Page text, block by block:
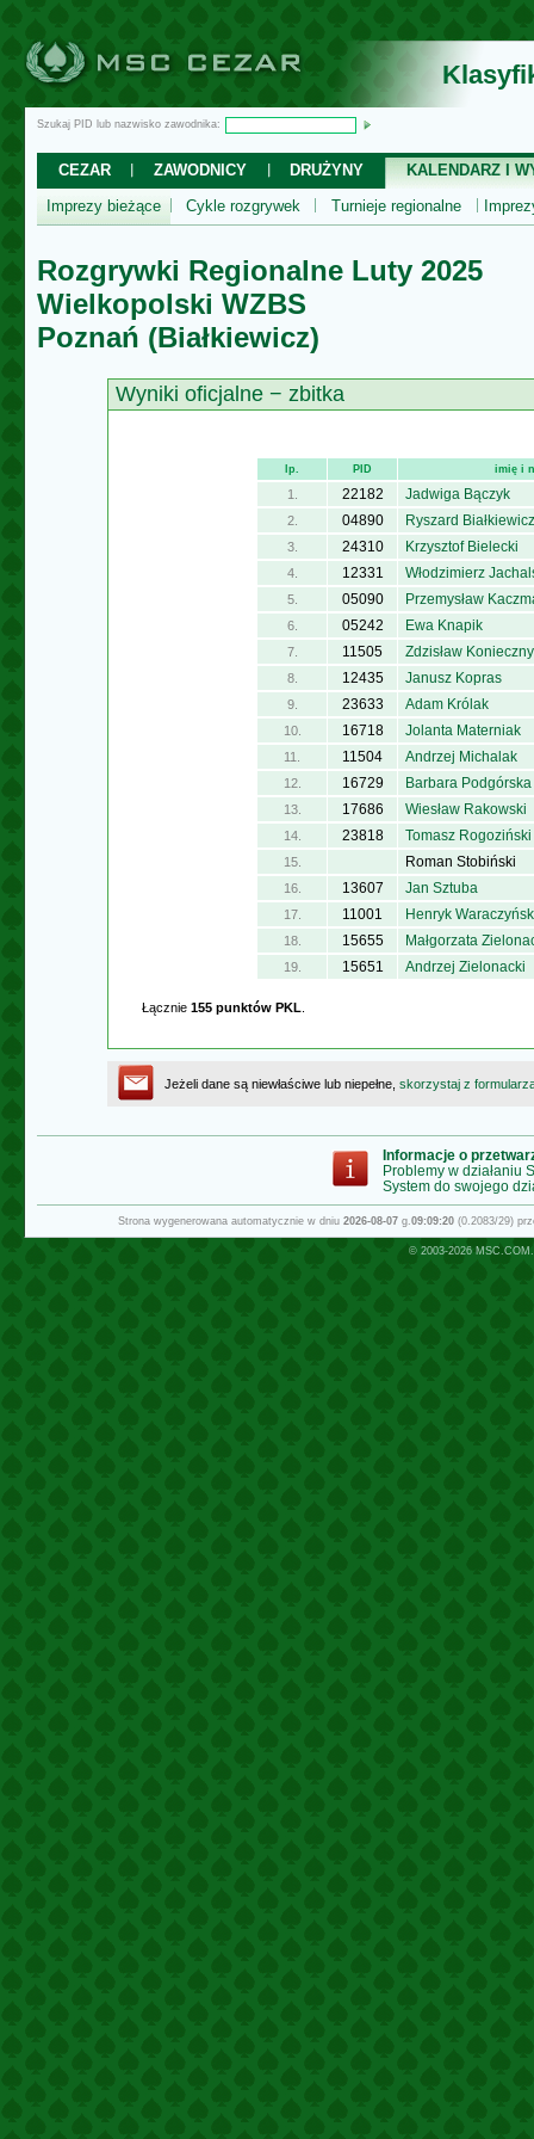
Szukaj PID lub nazwisko zawodnika:
CEZAR ZAWODNICY DRUŻYNY
KALENDARZ I
Imprezy bieżące
Cykle rozgrywek Turnieje regionalne
Rozgrywki Regionalne Luty 2025
Wielkopolski WZBS
Poznań (Białkiewicz)
Wyniki oficjalne − zbitka
lp. PID imię i
1. 22182 Jadwiga Bączyk
2. 04890 Ryszard Białkiewicz
3. 24310 Krzysztof Bielecki
4. 12331 Włodzimierz
5. 05090 Przemysław
6. 05242 Ewa Knapik
7. 11505 Zdzisław Konieczny
8. 12435 Janusz Kopras
9. 23633 Adam Królak
10. 16718 Jolanta Materniak
11. 11504 Andrzej Michalak
12. 16729 Barbara Podgórska
13. 17686 Wiesław Rakowski
14. 23818 Tomasz Rogoziński
15. Roman Stobiński
16. 13607 Jan Sztuba
17. 11001 Henryk
18. 15655 Małgorzata
19. 15651 Andrzej Zielonacki
Łącznie 155 punktów PKL
Jeżeli dane są niewłaściwe lub niepełne, skorzystaj z
Informacje o
Problemy w działaniu
System do swojego
Strona wygenerowana automatycznie w dniu 2026-08-07 g.09:09:20 (0.2083/29)
© 2003-2026